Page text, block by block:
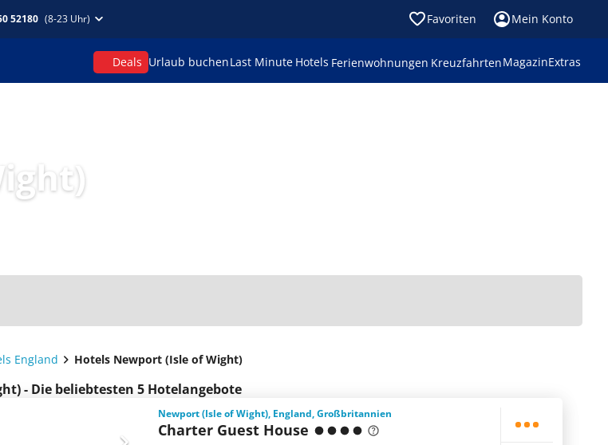
52180 (8-23 Uhr) Favoriten Mein Konto
Deals Urlaub buchenLast Minute Hotels Ferienwohnungen KreuzfahrtenMagazinExtras
England Hotels Newport (Isle of Wight)
- Die beliebtesten 5 Hotelangebote
Newport (Isle of Wight), England, Großbritannien
Charter Guest House